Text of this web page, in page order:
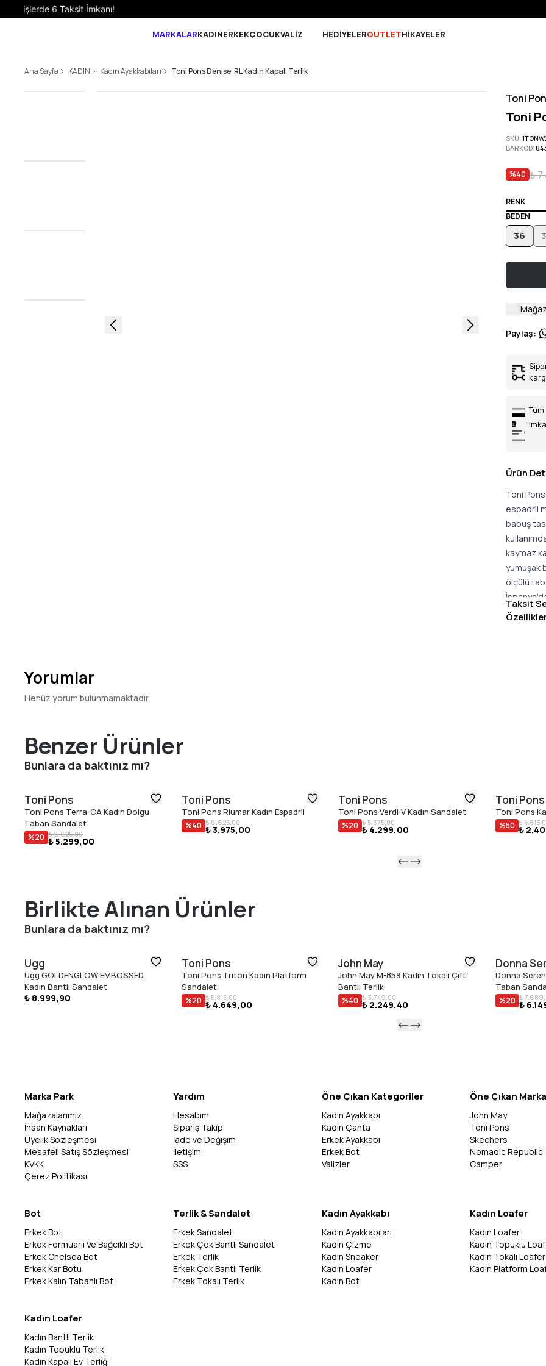
MARKALARKADINERKEKÇOCUKVALİZ HEDİYELEROUTLETHİKAYELER
Ana Sayfa KADIN Kadın Ayakkabıları Toni Pons Denise-RL Kadın Kapalı Terlik
Toni
Toni
SKU:
BARKOD:
%40 ₺
RENK
BEDEN
36
Paylaş:
Ürün
Toni
espadril
babuş
kaymaz
yumuşak
ölçülü
karakter
şık bir
bir yaz
Toplam
Gerçek
Taksit
Yorumlar
Henüz yorum bulunmamaktadır
Benzer Ürünler
Bunlara da baktınız mı?
Toni Pons
Toni Pons Terra-CA Kadın Dolgu
Taban Sandalet
%20 ₺ 6.625,00
₺ 5.299,00
Toni Pons
Toni Pons Riumar Kadın Espadril
%40 ₺ 6.625,00
₺ 3.975,00
Toni Pons
Toni Pons Verdi-V Kadın Sandalet
%20 ₺ 5.375,00
₺ 4.299,00
Toni Pons
Toni Pons
%50 ₺
₺
Birlikte Alınan Ürünler
Bunlara da baktınız mı?
Ugg
Ugg GOLDENGLOW EMBOSSED
Kadın Bantlı Sandalet
₺ 8.999,90
Toni Pons
Toni Pons Triton Kadın Platform
Sandalet
%20 ₺ 5.815,00
₺ 4.649,00
John May
John May M-859 Kadın Tokalı Çift
Bantlı Terlik
%40 ₺ 3.749,00
₺ 2.249,40
Donna
Donna
Taban
%20 ₺
₺
Marka Park
Mağazalarımız
İnsan Kaynakları
Üyelik Sözleşmesi
Mesafeli Satış Sözleşmesi
KVKK
Çerez Politikası
Yardım
Hesabım
Sipariş Takip
İade ve Değişim
İletişim
SSS
Öne Çıkan Kategoriler
Kadın Ayakkabı
Kadın Çanta
Erkek Ayakkabı
Erkek Bot
Valizler
Öne Çıkan
John May
Toni Pons
Skechers
Nomadic Republic
Camper
Bot
Erkek Bot
Erkek Fermuarlı Ve Bağcıklı Bot
Erkek Chelsea Bot
Erkek Kar Botu
Erkek Kalın Tabanlı Bot
Terlik & Sandalet
Erkek Sandalet
Erkek Çok Bantlı Sandalet
Erkek Terlik
Erkek Çok Bantlı Terlik
Erkek Tokalı Terlik
Kadın Ayakkabı
Kadın Ayakkabıları
Kadın Çizme
Kadın Sneaker
Kadın Loafer
Kadın Bot
Kadın Loafer
Kadın Loafer
Kadın Topuklu
Kadın Tokalı Loafer
Kadın Platform
Kadın Loafer
Kadın Bantlı Terlik
Kadın Topuklu Terlik
Kadın Kapalı Ev Terliği